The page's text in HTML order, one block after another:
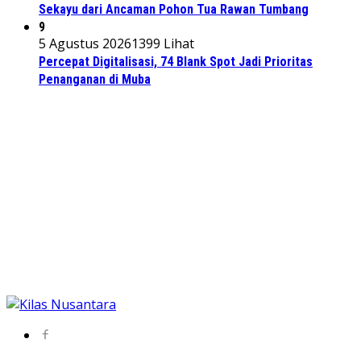
Sekayu dari Ancaman Pohon Tua Rawan Tumbang
9
5 Agustus 20261399 Lihat
Percepat Digitalisasi, 74 Blank Spot Jadi Prioritas
Penanganan di Muba